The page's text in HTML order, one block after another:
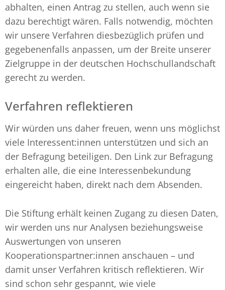
abhalten, einen Antrag zu stellen, auch wenn sie
dazu berechtigt wären. Falls notwendig, möchten
wir unsere Verfahren diesbezüglich prüfen und
gegebenenfalls anpassen, um der Breite unserer
Zielgruppe in der deutschen Hochschullandschaft
gerecht zu werden.
Verfahren reflektieren
Wir würden uns daher freuen, wenn uns möglichst
viele Interessent:innen unterstützen und sich an
der Befragung beteiligen. Den Link zur Befragung
erhalten alle, die eine Interessenbekundung
eingereicht haben, direkt nach dem Absenden.
Die Stiftung erhält keinen Zugang zu diesen Daten,
wir werden uns nur Analysen beziehungsweise
Auswertungen von unseren
Kooperationspartner:innen anschauen – und
damit unser Verfahren kritisch reflektieren. Wir
sind schon sehr gespannt, wie viele